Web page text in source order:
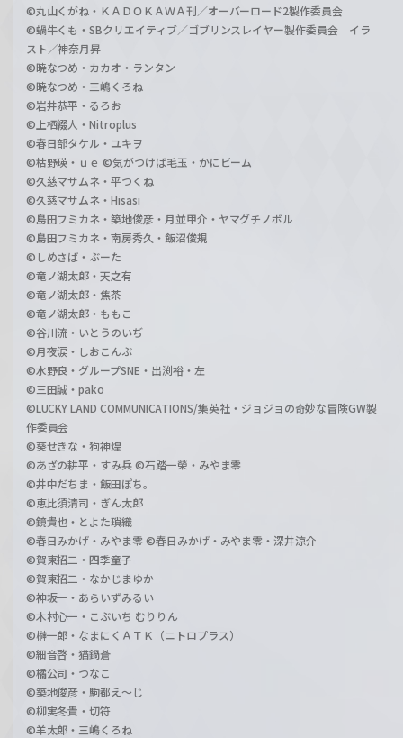
©丸山くがね・ＫＡＤＯＫＡＷＡ刊／オーバーロード2製作委員会
©蝸牛くも・SBクリエイティブ／ゴブリンスレイヤー製作委員会 イラ
スト／神奈月昇
©暁なつめ・カカオ・ランタン
©暁なつめ・三嶋くろね
©岩井恭平・るろお
©上栖綴人・Nitroplus
©春日部タケル・ユキヲ
©枯野瑛・ｕｅ ©気がつけば毛玉・かにビーム
©久慈マサムネ・平つくね
©久慈マサムネ・Hisasi
©島田フミカネ・築地俊彦・月並甲介・ヤマグチノボル
©島田フミカネ・南房秀久・飯沼俊規
©しめさば・ぶーた
©竜ノ湖太郎・天之有
©竜ノ湖太郎・焦茶
©竜ノ湖太郎・ももこ
©谷川流・いとうのいぢ
©月夜涙・しおこんぶ
©水野良・グループSNE・出渕裕・左
©三田誠・pako
©LUCKY LAND COMMUNICATIONS/集英社・ジョジョの奇妙な冒険GW製
作委員会
©葵せきな・狗神煌
©あざの耕平・すみ兵 ©石踏一榮・みやま零
©井中だちま・飯田ぽち。
©恵比須清司・ぎん太郎
©鏡貴也・とよた瑣織
©春日みかげ・みやま零 ©春日みかげ・みやま零・深井涼介
©賀東招二・四季童子
©賀東招二・なかじまゆか
©神坂一・あらいずみるい
©木村心一・こぶいち むりりん
©榊一郎・なまにくＡＴＫ（ニトロプラス）
©細音啓・猫鍋蒼
©橘公司・つなこ
©築地俊彦・駒都え～じ
©柳実冬貴・切符
©羊太郎・三嶋くろね